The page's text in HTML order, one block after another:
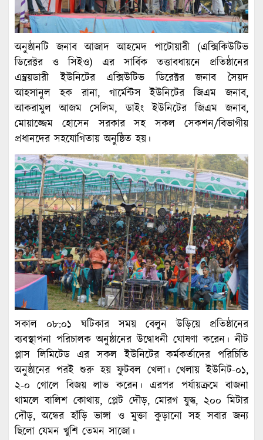
অনুষ্ঠানটি জনাব আজাদ আহমেদ পাটোয়ারী (এক্সিকিউটিভ
ডিরেক্টর ও সিইও) এর সার্বিক তত্তাবধায়নে প্রতিষ্ঠানের
এম্ব্রয়ডারী ইউনিটের এক্সিউটিভ ডিরেক্টর জনাব সৈয়দ
আহসানুল হক রানা, গার্মেন্টস ইউনিটের জিএম জনাব,
আকরামুল আজম সেলিম, ডাইং ইউনিটের জিএম জনাব,
মোয়াজ্জেম হোসেন সরকার সহ সকল সেকশন/বিভাগীয়
প্রধানদের সহযোগিতায় অনুষ্ঠিত হয়।
সকাল ০৮:০১ ঘটিকার সময় বেলুন উড়িয়ে প্রতিষ্ঠানের
ব্যবস্থাপনা পরিচালক অনুষ্ঠানের উদ্বোধনী ঘোষণা করেন। নীট
প্লাস লিমিটেড এর সকল ইউনিটের কর্মকর্তাদের পরিচিতি
অনুষ্ঠানের পরই শুরু হয় ফুটবল খেলা। খেলায় ইউনিট-০১,
২-০ গোলে বিজয় লাভ করেন। এরপর পর্যায়ক্রমে বাজনা
থামলে বালিশ কোথায়, প্লেট দৌড়, মোরগ যুদ্ধ, ২০০ মিটার
দৌড়, অন্ধের হাঁড়ি ভাঙ্গা ও মুক্তা কুড়ানো সহ সবার জন্য
ছিলো যেমন খুশি তেমন সাজো।